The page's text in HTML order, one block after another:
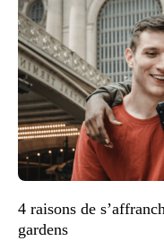
4 raisons de
gardens